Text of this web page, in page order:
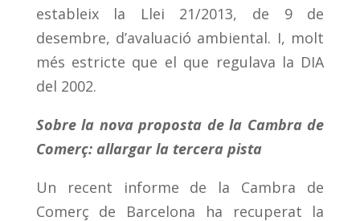
estableix la Llei 21/2013, de 9 de
desembre, d’avaluació ambiental. I, molt
més estricte que el que regulava la DIA
del 2002.
Sobre la nova proposta de la Cambra de
Comerç: allargar la tercera pista
Un recent informe de la Cambra de
Comerç de Barcelona ha recuperat la